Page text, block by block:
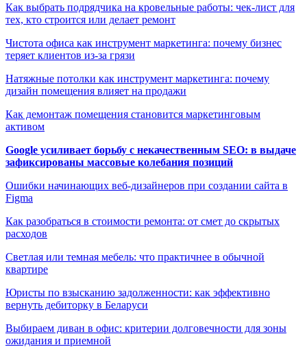
Как выбрать подрядчика на кровельные работы: чек-лист для
тех, кто строится или делает ремонт
Чистота офиса как инструмент маркетинга: почему бизнес
теряет клиентов из-за грязи
Натяжные потолки как инструмент маркетинга: почему
дизайн помещения влияет на продажи
Как демонтаж помещения становится маркетинговым
активом
Google усиливает борьбу с некачественным SEO: в выдаче
зафиксированы массовые колебания позиций
Ошибки начинающих веб-дизайнеров при создании сайта в
Figma
Как разобраться в стоимости ремонта: от смет до скрытых
расходов
Светлая или темная мебель: что практичнее в обычной
квартире
Юристы по взысканию задолженности: как эффективно
вернуть дебиторку в Беларуси
Выбираем диван в офис: критерии долговечности для зоны
ожидания и приемной